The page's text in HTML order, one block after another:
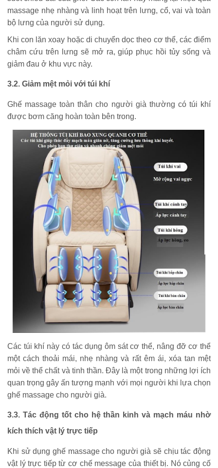
massage nhẹ nhàng và linh hoạt trên lưng, cổ, vai và toàn
bộ lưng của người sử dụng.
Khi con lăn xoay hoặc di chuyển dọc theo cơ thể, các điểm
châm cứu trên lưng sẽ mở ra, giúp phục hồi tủy sống và
giảm đau ở khu vực này.
3.2. Giảm mệt mỏi với túi khí
Ghế massage toàn thân cho người già thường có túi khí
được bơm căng hoàn toàn bên trong.
Các túi khí này có tác dụng ôm sát cơ thể, nâng đỡ cơ thể
một cách thoải mái, nhẹ nhàng và rất êm ái, xóa tan mệt
mỏi về thể chất và tinh thần. Đây là một trong những lợi ích
quan trọng gây ấn tượng mạnh với mọi người khi lựa chọn
ghế massage cho người già.
3.3. Tác động tốt cho hệ thần kinh và mạch máu nhờ
kích thích vật lý trực tiếp
Khi sử dụng ghế massage cho người già sẽ chịu tác động
vật lý trực tiếp từ cơ chế message của thiết bị. Nó củng cố